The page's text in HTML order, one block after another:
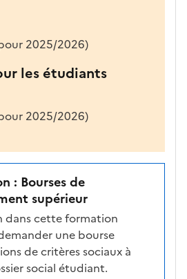
2025/2026)
les étudiants
2025/2026)
: Bourses de
supérieur
dans cette formation
une bourse
de critères sociaux à
social étudiant.